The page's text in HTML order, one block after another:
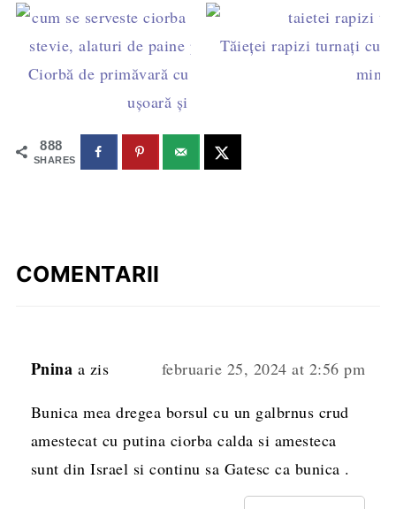
Ciorbă de primăvară cu lobodă și ștevie – rețetă
ușoară și sănătoasă
Tăieței rapizi turnați cu
888
SHARES
COMENTARII
Pnina a zis februarie 25, 2024 at 2:56 pm
Bunica mea dregea borsul cu un galbrnus crud
amestecat cu putina ciorba calda si amesteca
sunt din Israel si continu sa Gatesc ca bunica .